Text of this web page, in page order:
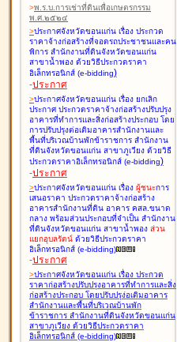
>พ.ร.บ.การเช่าที่ดินเพื่อเกษตรกรรม
พ.ศ.๒๕๒๔
>ประกาศจังหวัดขอนแก่น เรื่อง ประกวด
ราคาจ้างก่อสร้างที่จอดรถประชาชนและคน
พิการ สำนักงานที่ดินจังหวัดขอนแก่น
สาขาน้ำพอง ด้วยวิธีประกวดราคา
อิเล็กทรอนิกส์ (e-bidding)
-ประกาศ
>ประกาศจังหวัดขอนแก่น เรื่อง ยกเลิก
ประกาศ ประกวดราคาจ้างก่อสร้างปรับปรุง
อาคารที่ทำการและสิ่งก่อสร้างประกอบ โดย
การปรับปรุงต่อเติมอาคารสำนักงานและ
พื้นที่บริเวณบ้านพักข้าราชการ สำนักงาน
ที่ดินจังหวัดขอนแก่น สาขาภูเวียง ด้วยวิธี
ประกวดราคาอิเล็กทรอนิกส์ (e-bidding)
-ประกาศ
>ประกาศจังหวัดขอนแก่น เรื่อง ผู้ชนะการ
เสนอราคา ประกวดราคาจ้างก่อสร้าง
อาคารสำนักงานที่ดิน อาคาร คสล.ขนาด
กลาง พร้อมส่วนประกอบที่จำเป็น สำนักงาน
ที่ดินจังหวัดขอนแก่น สาขาน้ำพอง ส่วน
แยกอุบลรัตน์ ด้วยวิธีประกวดราคา
อิเล็กทรอนิกส์ (e-bidding)
-ประกาศ
>ประกาศจังหวัดขอนแก่น เรื่อง ประกวด
ราคาก่อสร้างปรับปรุงอาคารที่ทำการและสิ่ง
ก่อสร้างประกอบ โดยปรับปรุง่อเติมอาคาร
สำนักงานและพื้นที่บริเวณบ้านพัก
ข้าราชการ สำนักงานที่ดินจังหวัดขอนแก่น
สาขาภูเวียง ด้วยวิธีประกวดราคา
อิเล็กทรอนิกส์ (e-bidding)